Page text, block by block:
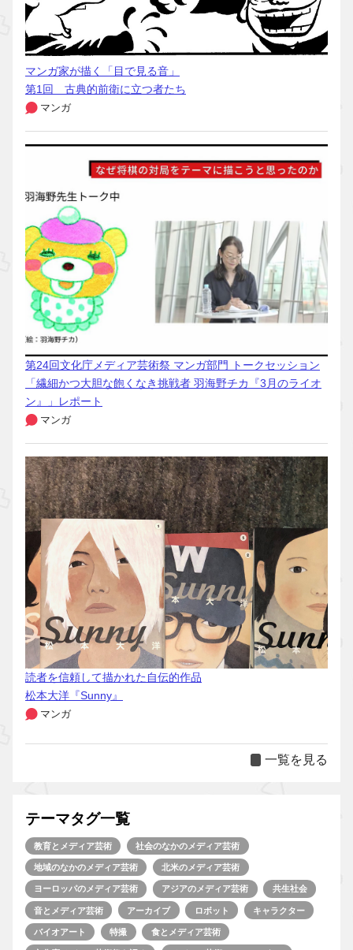
マンガ家が描く「目で見る音」
第1回 古典的前衛に立つ者たち
マンガ
第24回文化庁メディア芸術祭 マンガ部門 トークセッション
「繊細かつ大胆な飽くなき挑戦者 羽海野チカ『3月のライオ
ン』」レポート
マンガ
読者を信頼して描かれた自伝的作品
松本大洋『Sunny』
マンガ
一覧を見る
テーマタグ一覧
教育とメディア芸術 社会のなかのメディア芸術
地域のなかのメディア芸術 北米のメディア芸術
ヨーロッパのメディア芸術 アジアのメディア芸術 共生社会
音とメディア芸術 アーカイブ ロボット キャラクター
バイオアート 特撮 食とメディア芸術